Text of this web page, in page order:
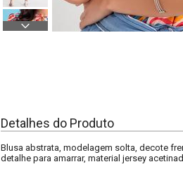
Detalhes do Produto
Blusa abstrata, modelagem solta, decote
detalhe para amarrar, material jersey